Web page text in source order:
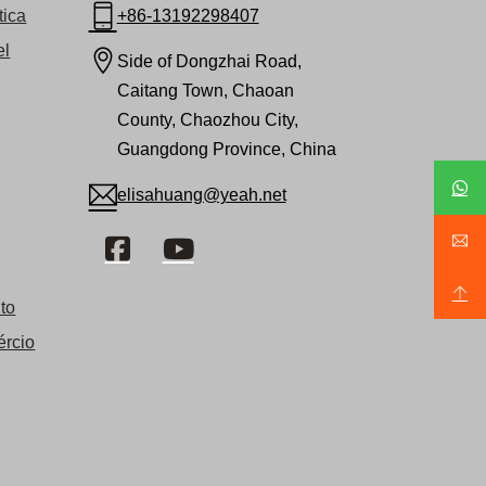
+86-13192298407
Side of Dongzhai Road,
Caitang Town, Chaoan
County, Chaozhou City,
Guangdong Province, China
elisahuang@yeah.net